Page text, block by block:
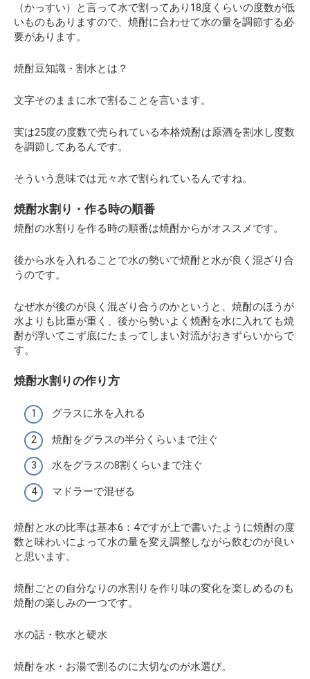
（かっすい）と言って水で割ってあり18度くらいの度数が低
いものもありますので、焼酎に合わせて水の量を調節する必
要があります。
焼酎豆知識・割水とは？
文字そのままに水で割ることを言います。
実は25度の度数で売られている本格焼酎は原酒を割水し度数
を調節してあるんです。
そういう意味では元々水で割られているんですね。
焼酎水割り・作る時の順番
焼酎の水割りを作る時の順番は焼酎からがオススメです。
後から水を入れることで水の勢いで焼酎と水が良く混ざり合
うのです。
なぜ水が後のが良く混ざり合うのかというと、焼酎のほうが
水よりも比重が重く、後から勢いよく焼酎を水に入れても焼
酎が浮いてこず底にたまってしまい対流がおきずらいからで
す。
焼酎水割りの作り方
グラスに氷を入れる
焼酎をグラスの半分くらいまで注ぐ
水をグラスの8割くらいまで注ぐ
マドラーで混ぜる
焼酎と水の比率は基本6：4ですが上で書いたように焼酎の度
数と味わいによって水の量を変え調整しながら飲むのが良い
と思います。
焼酎ごとの自分なりの水割りを作り味の変化を楽しめるのも
焼酎の楽しみの一つです。
水の話・軟水と硬水
焼酎を水・お湯で割るのに大切なのが水選び。